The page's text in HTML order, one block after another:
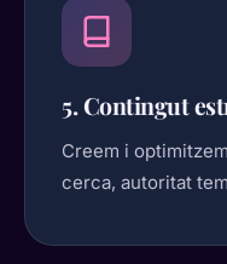
5. Contingut
Creem i
cerca, autoritat